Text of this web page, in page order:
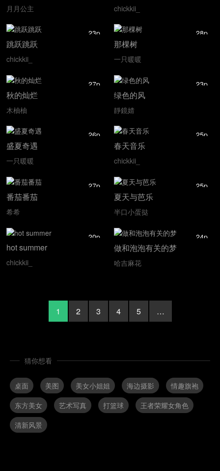
月月公主 chickkii_
23p
跳跃跳跃
chickkii_
28p
那棵树
一只暖暖
27p
秋的灿烂
木柚柚
23p
绿色的风
靜鏡婧
26p
盛夏奇遇
一只暖暖
25p
春天音乐
chickkii_
27p
番茄番茄
希希
25p
夏天与芭乐
半口小蛋挞
20p
hot summer
chickkii_
24p
做和泡泡有关的梦
哈吉麻花
1 2 3 4 5 …
猜你想看
桌面 美图 美女小姐姐 海边摄影
情趣旗袍
东方美女
艺术写真 打篮球
王者荣耀女角色
清新风景